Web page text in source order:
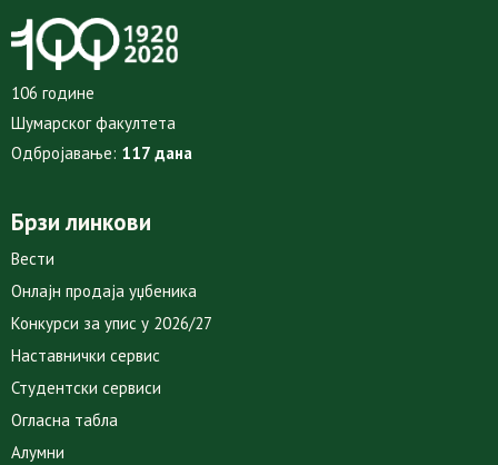
106 године
Шумарског факултета
Одбројавање: 117 дана
Брзи линкови
Вести
Онлајн продаја уџбеника
Конкурси за упис у 2026/27
Наставнички сервис
Студентски сервиси
Огласна табла
Алумни